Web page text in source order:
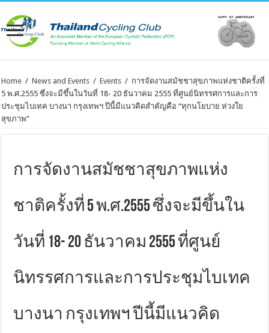
Home / News and Events / Events / การจัดงานสมัชชาสุขภาพแห่งชาติครั้งที่
5 พ.ศ.2555 ซึ่งจะมีขึ้นในวันที่ 18- 20 ธันวาคม 2555 ที่ศูนย์นิทรรศการและการ
ประชุมไบเทค บางนา กรุงเทพฯ ปีนี้มีแนวคิดสำคัญคือ “ทุกนโยบาย ห่วงใย
สุขภาพ”
การจัดงานสมัชชาสุขภาพแห่ง
ชาติครั้งที่ 5 พ.ศ.2555 ซึ่งจะมีขึ้นใน
วันที่ 18- 20 ธันวาคม 2555 ที่ศูนย์
นิทรรศการและการประชุมไบเทค
บางนา กรุงเทพฯ ปีนี้มีแนวคิด